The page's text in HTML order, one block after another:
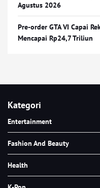
Agustus 2026
Pre-order GTA VI Capai
Mencapai Rp24,7 Triliun
Kategori
Entertainment
Fashion And Beauty
Health